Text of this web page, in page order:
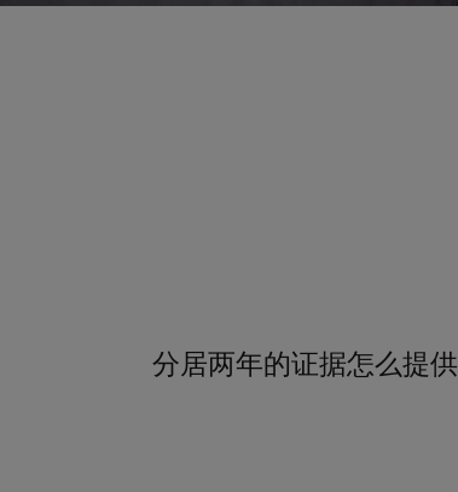
分居两年的证据怎么提供